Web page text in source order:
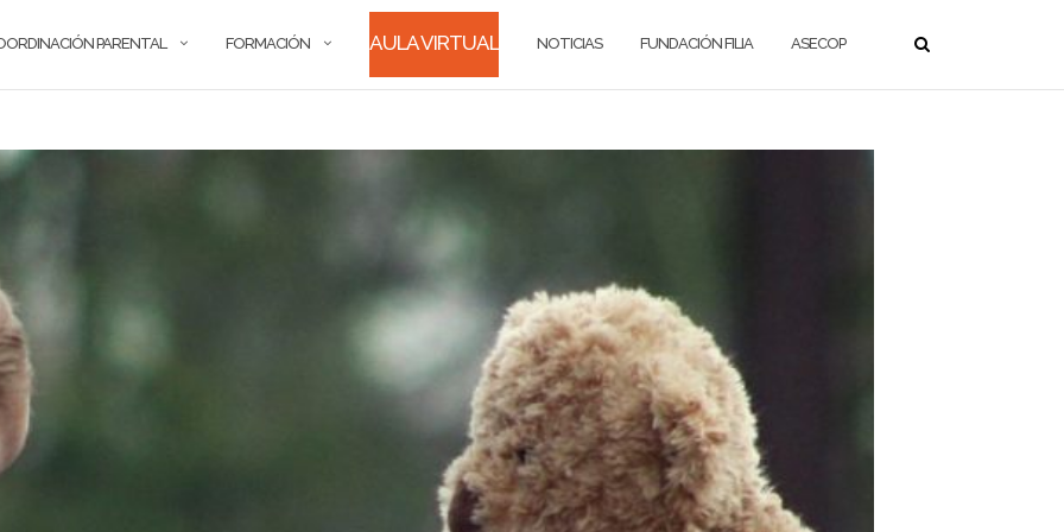
PARENTAL FORMACIÓN AULA VIRTUAL NOTICIAS FUNDACIÓN FILIA ASECOP